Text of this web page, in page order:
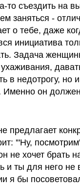
то съездить на
заняться -
о тебе, даже
инициатива
Задача
ухаживания,
в недотрогу, но
Именно он
предлагает
'"Ну,
не хочет брать
и ты для него не
я бы